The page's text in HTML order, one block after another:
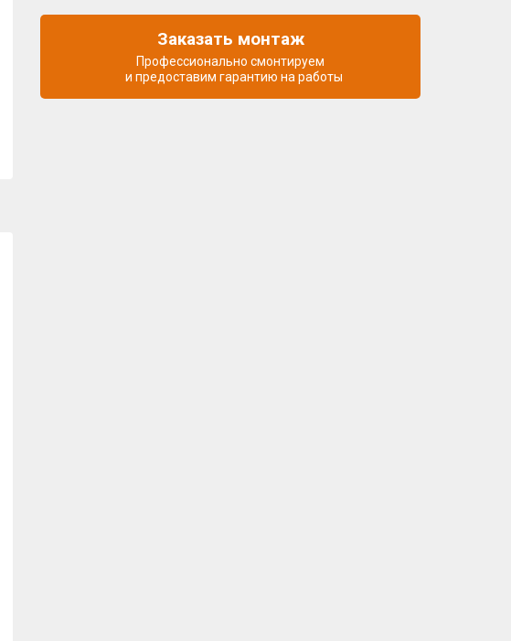
Заказать монтаж
Профессионально смонтируем
и предоставим гарантию на работы